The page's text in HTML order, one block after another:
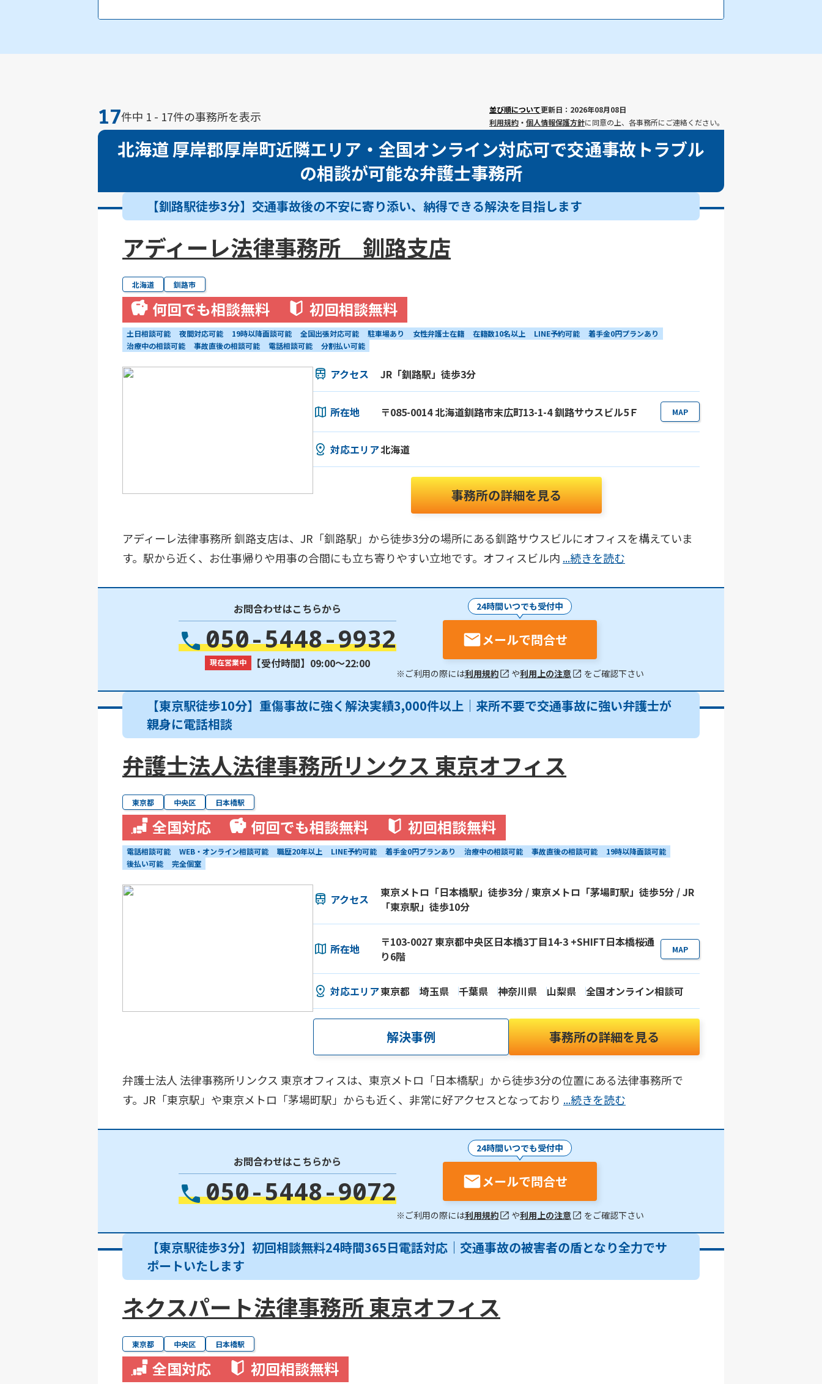
厚岸郡浜中町川上郡標茶町川上郡弟子屈町阿寒郡鶴居村白糠郡白糠町野付郡別海町標津郡中標津町標津郡標津町目梨郡羅臼町
17件中 1 - 17件の事務所を表示 並び順について更新日：2026年08月08日
利用規約 ・ 個人情報保護方針に同意の上、各事務所にご連絡ください。
北海道 厚岸郡厚岸町近隣エリア・全国オンライン対応可で交通事故トラブル
の相談が可能な弁護士事務所
【釧路駅徒歩3分】交通事故後の不安に寄り添い、納得できる解決を目指します
アディーレ法律事務所 釧路支店
北海道 釧路市
何回でも相談無料 初回相談無料
土日相談可能 夜間対応可能 19時以降面談可能 全国出張対応可能 駐車場あり 女性弁護士在籍 在籍数10名以上 LINE予約可能
着手金0円プランあり
治療中の相談可能
事故直後の相談可能 電話相談可能 分割払い可能
アクセス JR「釧路駅」徒歩3分
所在地 〒085-0014 北海道釧路市末広町13-1-4 釧路サウスビル5Ｆ MAP
対応エリア北海道
事務所の詳細を見る
アディーレ法律事務所 釧路支店は、JR「釧路駅」から徒歩3分の場所にある釧路サウスビルにオフィスを構えていま
す。駅から近く、お仕事帰りや用事の合間にも立ち寄りやすい立地です。オフィスビル内 ...続きを読む
お問合わせはこちらから
050-5448-9932
現在営業中 【受付時間】09:00〜22:00
24時間いつでも受付中
メールで問合せ
※ご利用の際には利用規約 や利用上の注意 をご確認下さい
【東京駅徒歩10分】重傷事故に強く解決実績3,000件以上│来所不要で交通事故に強い弁護士が
親身に電話相談
弁護士法人法律事務所リンクス 東京オフィス
東京都 中央区 日本橋駅
全国対応 何回でも相談無料 初回相談無料
電話相談可能 WEB・オンライン相談可能 職歴20年以上 LINE予約可能 着手金0円プランあり 治療中の相談可能 事故直後の相談可能
19時以降面談可能
後払い可能
完全個室
アクセス
東京メトロ「日本橋駅」徒歩3分 / 東京メトロ「茅場町駅」徒歩5分 / JR
「東京駅」徒歩10分
所在地
〒103-0027 東京都中央区日本橋3丁目14-3 +SHIFT日本橋桜通
り6階
MAP
対応エリア東京都 埼玉県 千葉県 神奈川県 山梨県 全国オンライン相談可
解決事例 事務所の詳細を見る
弁護士法人 法律事務所リンクス 東京オフィスは、東京メトロ「日本橋駅」から徒歩3分の位置にある法律事務所で
す。JR「東京駅」や東京メトロ「茅場町駅」からも近く、非常に好アクセスとなっており ...続きを読む
お問合わせはこちらから
050-5448-9072
24時間いつでも受付中
メールで問合せ
※ご利用の際には利用規約 や利用上の注意 をご確認下さい
【東京駅徒歩3分】初回相談無料24時間365日電話対応｜交通事故の被害者の盾となり全力でサ
ポートいたします
ネクスパート法律事務所 東京オフィス
東京都 中央区 日本橋駅
全国対応 初回相談無料